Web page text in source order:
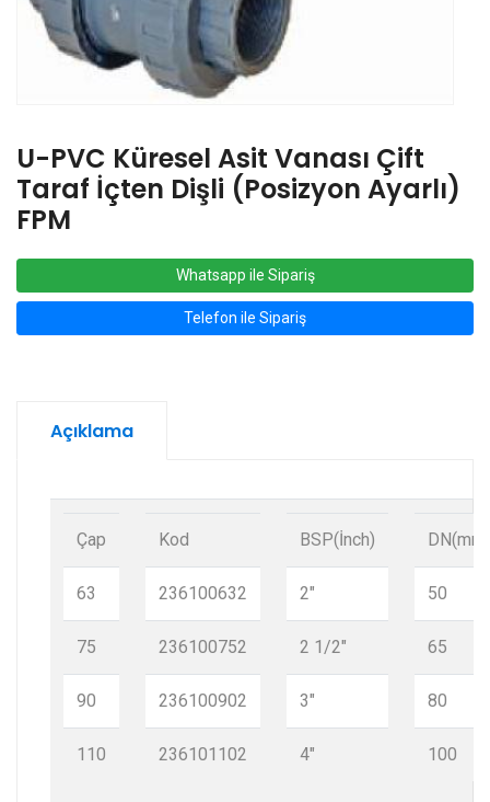
U-PVC Küresel Asit Vanası Çift
Taraf İçten Dişli (Posizyon Ayarlı)
FPM
Whatsapp ile Sipariş
Telefon ile Sipariş
Açıklama
Çap
63
75
90
110
Kod
236100632
236100752
236100902
236101102
BSP(İnch)
2"
2 1/2"
3"
4"
DN(mm)
50
65
80
100